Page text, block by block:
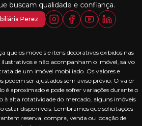
buscam qualidade e confiança.
Perez
que os móveis e itens decorativos exibidos nas
e não acompanham o imóvel, salvo
de um imóvel mobiliado. Os valores e
podem ser ajustados sem aviso prévio. O valor
é aproximado e pode sofrer variações durante o
à alta rotatividade do mercado, alguns imóveis
estar disponíveis. Lembramos que solicitações
reserva, compra, venda ou locação de